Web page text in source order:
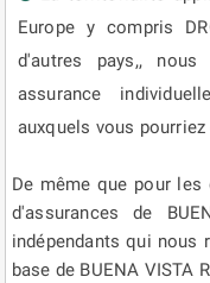
Europe y compris
d'autres pays,,
assurance
auxquels vous
De même que pour
d'assurances de
indépendants qui
base de BUENA VISTA